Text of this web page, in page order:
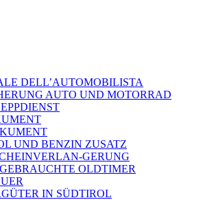
DELL’AUTOMOBILISTA
AUTO UND MOTORRAD
UND BENZIN ZUSATZ
GERUNG
OLDTIMER
IN SÜDTIROL